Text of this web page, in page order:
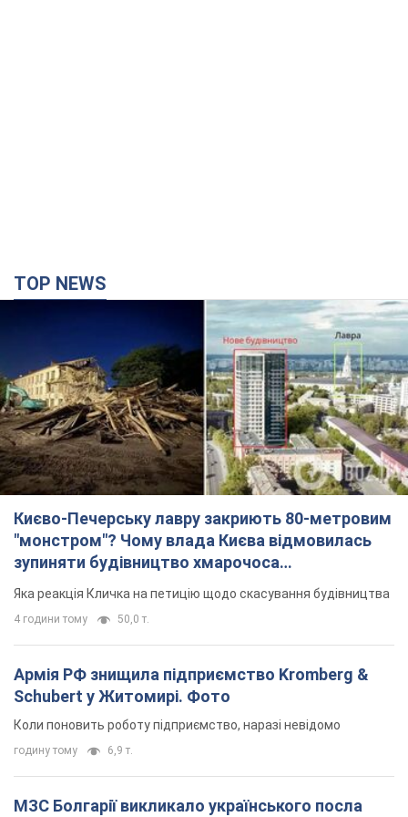
TOP NEWS
Києво-Печерську лавру закриють 80-метровим
"монстром"? Чому влада Києва відмовилась
зупиняти будівництво хмарочоса
"московського вірянина"
Яка реакція Кличка на петицію щодо скасування будівництва
4 години тому 50,0 т.
Армія РФ знищила підприємство Kromberg &
Schubert у Житомирі. Фото
Коли поновить роботу підприємство, наразі невідомо
годину тому 6,9 т.
МЗС Болгарії викликало українського посла